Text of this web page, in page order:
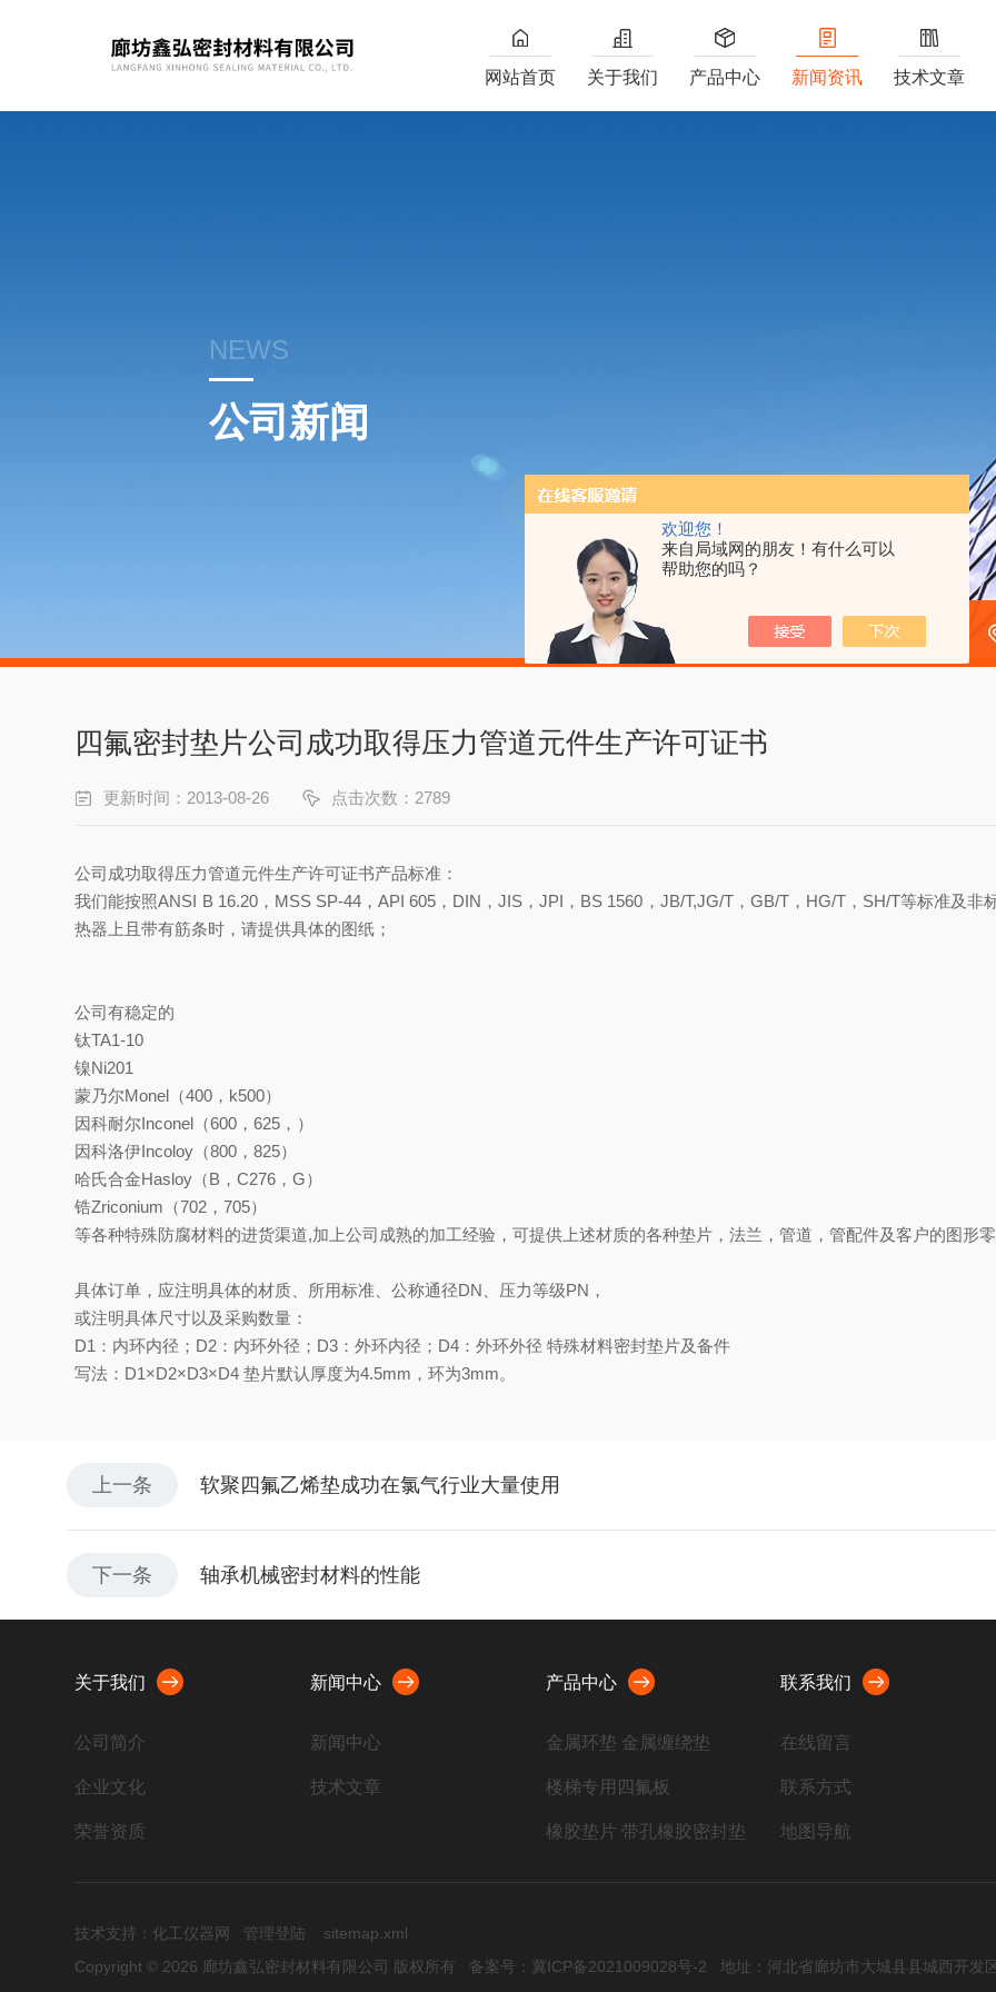
欢迎您！
来自局域网的朋友！有什么可以
帮助您的吗？
网站首页 关于我们 产品中心 新闻资讯 技术文章
NEWS
公司新闻
四氟密封垫片公司成功取得压力管道元件生产许可证书
更新时间：2013-08-26 点击次数：2789
公司成功取得压力管道元件生产许可证书产品标准：
我们能按照ANSI B 16.20，MSS SP-44，API 605，DIN，JIS，JPI，BS 1560，JB/T,JG/T，GB/T，HG/T，SH/T等标准及
热器上且带有筋条时，请提供具体的图纸；
公司有稳定的
钛TA1-10
镍Ni201
蒙乃尔Monel（400，k500）
因科耐尔Inconel（600，625，）
因科洛伊Incoloy（800，825）
哈氏合金Hasloy（B，C276，G）
锆Zriconium（702，705）
等各种特殊防腐材料的进货渠道,加上公司成熟的加工经验，可提供上述材质的各种垫片，法兰，管道，管配件及客户的图形
具体订单，应注明具体的材质、所用标准、公称通径DN、压力等级PN，
或注明具体尺寸以及采购数量：
D1：内环内径；D2：内环外径；D3：外环内径；D4：外环外径特殊材料密封垫片及备件
写法：D1×D2×D3×D4 垫片默认厚度为4.5mm，环为3mm。
上一条 软聚四氟乙烯垫成功在氯气行业大量使用
下一条 轴承机械密封材料的性能
关于我们
公司简介
企业文化
荣誉资质
新闻中心
新闻中心
技术文章
产品中心
金属环垫 金属缠绕垫
楼梯专用四氟板
橡胶垫片 带孔橡胶密封垫
石棉制品 非石棉橡胶板垫
联系我们
在线留言
联系方式
地图导航
技术支持： 化工仪器网 管理登陆
sitemap.xml
Copyright © 2026 廊坊鑫弘密封材料有限公司 版权所有 备案号：冀ICP备2021009028号-2 地址：河北省廊坊市大城县县城西开发